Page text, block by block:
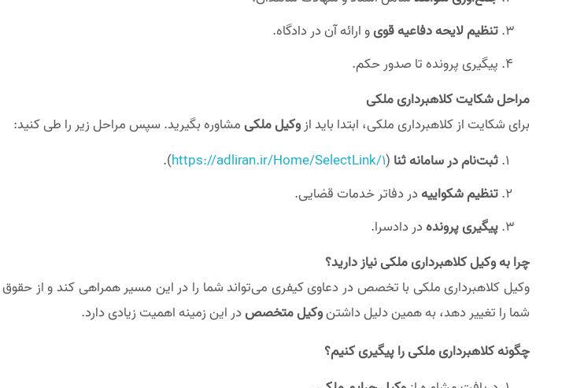
تنظیم لایحه دفاعیه قویو ارائه آن در دادگاه.
پیگیری پرونده تا صدور حکم.
مراحل شکایت کلاهبرداری ملکی
برای شکایت از کلاهبرداری ملکی، ابتدا باید ازوکیل ملکیمشاوره بگیرید. سپس مراحل زیر را طی کنید:
ثبت‌نام در سامانه ثنا (
https://adliran.ir/Home/SelectLink/1
).
تنظیم شکواییهدر دفاتر خدمات قضایی.
پیگیری پرونده در دادسرا.
چرا به وکیل کلاهبرداری ملکی نیاز دارید؟
وکیل کلاهبرداری ملکی با تخصص در دعاوی کیفری می‌تواند شما را در این مسیر همراهی کند و از
شما را تغییر دهد، به همین دلیل داشتنوکیل متخصصدر این زمینه اهمیت زیادی دارد.
چگونه کلاهبرداری ملکی را پیگیری کنیم؟